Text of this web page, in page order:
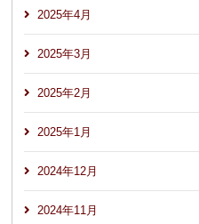
2025年4月
2025年3月
2025年2月
2025年1月
2024年12月
2024年11月